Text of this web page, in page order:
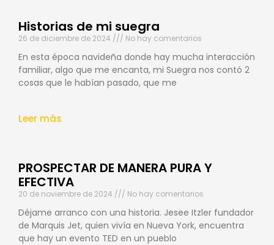
Historias de mi suegra
26 de diciembre de 2024 No hay comentarios
En esta época navideña donde hay mucha interacción
familiar, algo que me encanta, mi Suegra nos contó 2
cosas que le habían pasado, que me
Leer más
PROSPECTAR DE MANERA PURA Y
EFECTIVA
20 de noviembre de 2024 No hay comentarios
Déjame arranco con una historia. Jesee Itzler fundador
de Marquis Jet, quien vivía en Nueva York, encuentra
que hay un evento TED en un pueblo